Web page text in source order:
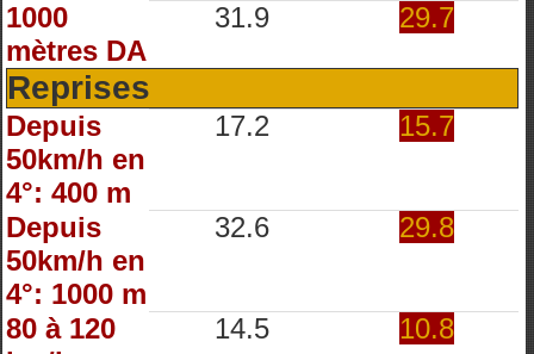
1000
mètres DA
31.9 29.7
Reprises
Depuis
50km/h en
4°: 400 m
17.2 15.7
Depuis
50km/h en
4°: 1000 m
32.6 29.8
80 à 120
14.5 10.8